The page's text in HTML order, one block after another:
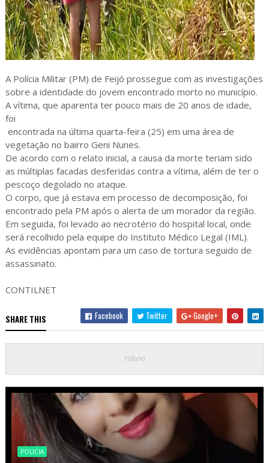
A Polícia Militar (PM) de Feijó prossegue com as investigações
sobre a identidade do jovem encontrado morto no município.
A vítima, que aparenta ter pouco mais de 20 anos de idade,
foi
encontrada na última quarta-feira (25) em uma área de
vegetação no bairro Geni Nunes.
De acordo com o relato inicial, a causa da morte teriam sido
as múltiplas facadas desferidas contra a vítima, além de ter o
pescoço degolado no ataque.
O corpo, que já estava em processo de decomposição, foi
encontrado pela PM após o alerta de um morador da região.
Em seguida, foi levado ao necrotério do hospital local, onde
será recolhido pela equipe do Instituto Médico Legal (IML).
As evidências apontam para um caso de tortura seguido de
assassinato.
CONTILNET
SHARE THIS Facebook Twitter Google+
POLICIA